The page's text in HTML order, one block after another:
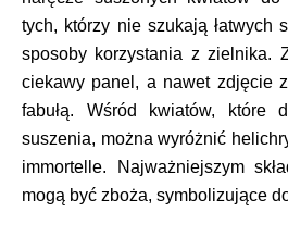
tych, którzy nie szukają łatwych
sposoby korzystania z zielnika.
ciekawy panel, a nawet zdjęcie
fabułą. Wśród kwiatów, które
suszenia, można wyróżnić
immortelle. Najważniejszym
mogą być zboża, symbolizujące